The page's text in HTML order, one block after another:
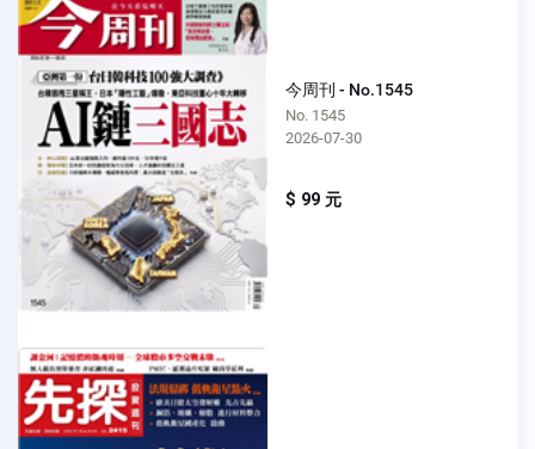
今周刊 - No.1545
No. 1545
2026-07-30
$ 99 元